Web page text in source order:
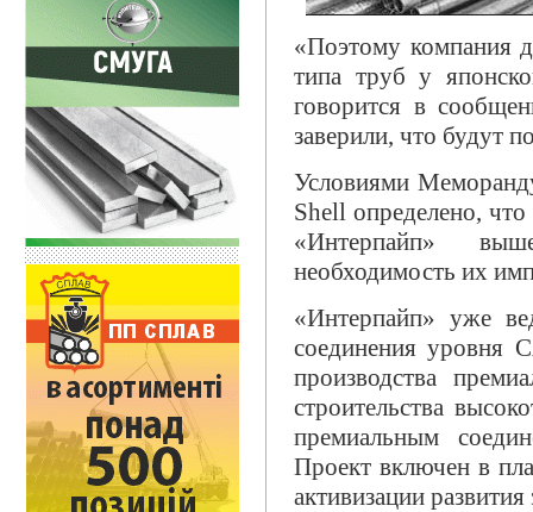
«Поэтому компания
типа труб у
говорится в
заверили, что будут
Условиями
Shell определено,
«Интерпайп»
необходимость их
«Интерпайп» уже
соединения уровня
производства
строительства
премиальным
Проект включен в
активизации